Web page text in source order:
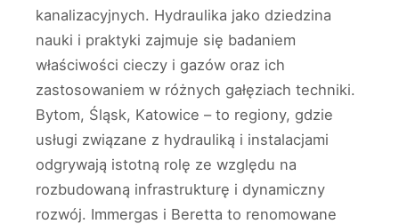
kanalizacyjnych. Hydraulika jako dziedzina
nauki i praktyki zajmuje się badaniem
właściwości cieczy i gazów oraz ich
zastosowaniem w różnych gałęziach techniki.
Bytom, Śląsk, Katowice – to regiony, gdzie
usługi związane z hydrauliką i instalacjami
odgrywają istotną rolę ze względu na
rozbudowaną infrastrukturę i dynamiczny
rozwój. Immergas i Beretta to renomowane